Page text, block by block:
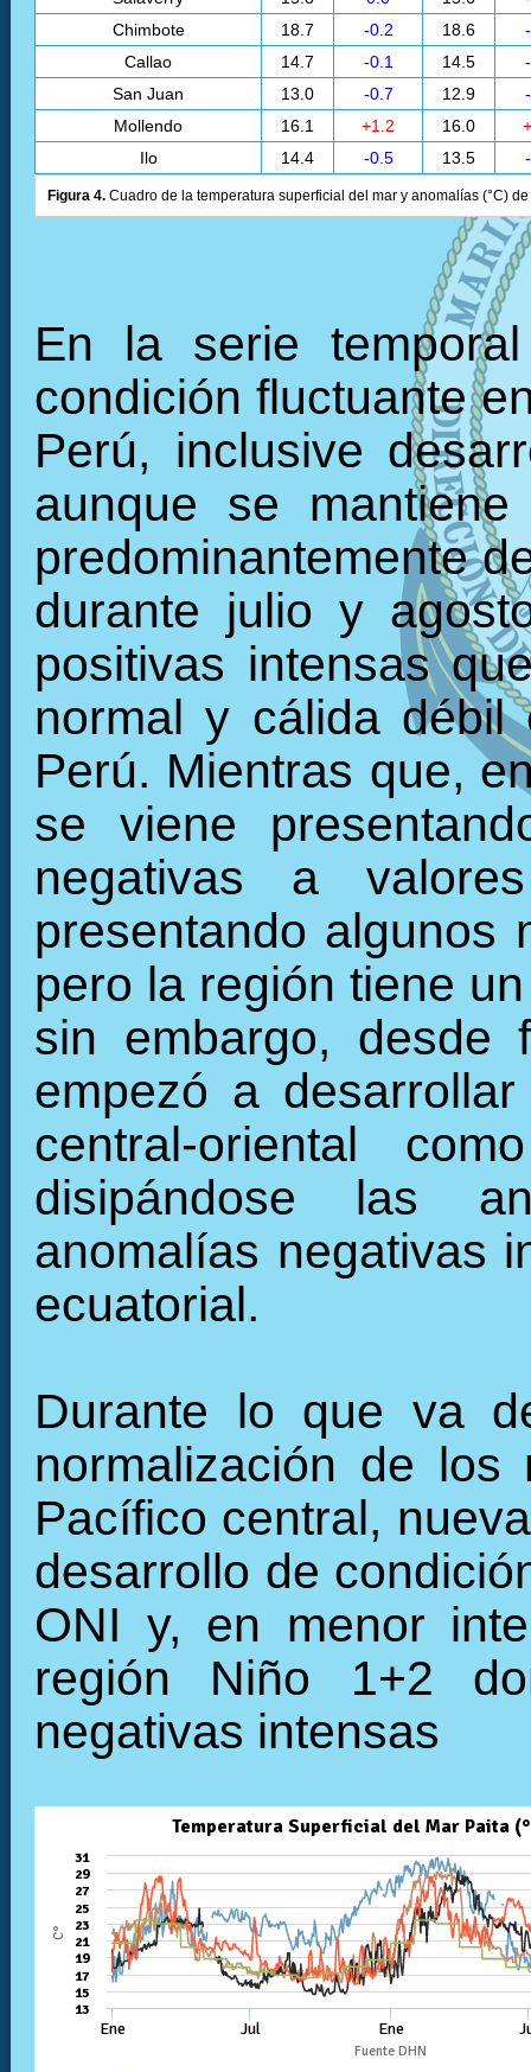
Chimbote
18.7 -0.2 18.6
Callao
14.7 -0.1 14.5
San Juan
13.0 -0.7 12.9
Mollendo
16.1 +1.2 16.0
Ilo
14.4 -0.5 13.5
Figura 4. Cuadro de la temperatura superficial del mar y anomalías (°C)
En la serie
condición fluctuante
Perú, inclusive
aunque se
predominantemente
durante julio y
positivas intensas
normal y cálida
Perú. Mientras que,
se viene
negativas a
presentando algunos
pero la región tiene
sin embargo,
empezó a
central-oriental
disipándose las
anomalías negativas
ecuatorial.
Durante lo que va
normalización de
Pacífico central,
desarrollo de
ONI y, en menor
región Niño 1+2
negativas intensas